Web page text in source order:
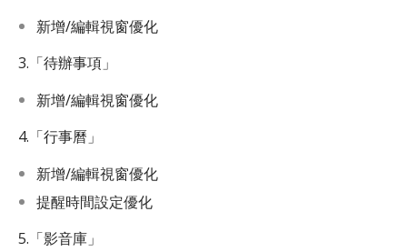
新增/編輯視窗優化
3.「待辦事項」
新增/編輯視窗優化
4.「行事曆」
新增/編輯視窗優化
提醒時間設定優化
5.「影音庫」